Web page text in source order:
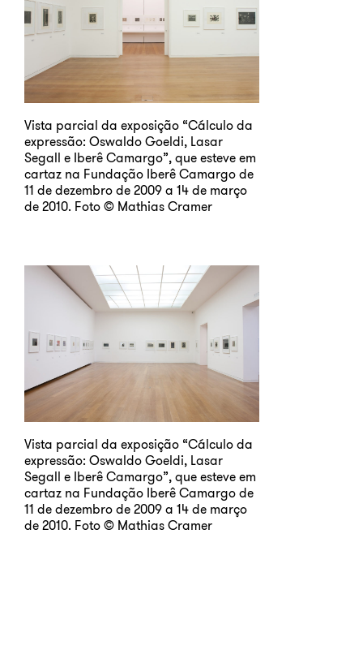
Vista parcial da exposição “Cálculo da
expressão: Oswaldo Goeldi, Lasar
Segall e Iberê Camargo”, que esteve em
cartaz na Fundação Iberê Camargo de
11 de dezembro de 2009 a 14 de março
de 2010. Foto © Mathias Cramer
Vista parcial da exposição “Cálculo da
expressão: Oswaldo Goeldi, Lasar
Segall e Iberê Camargo”, que esteve em
cartaz na Fundação Iberê Camargo de
11 de dezembro de 2009 a 14 de março
de 2010. Foto © Mathias Cramer